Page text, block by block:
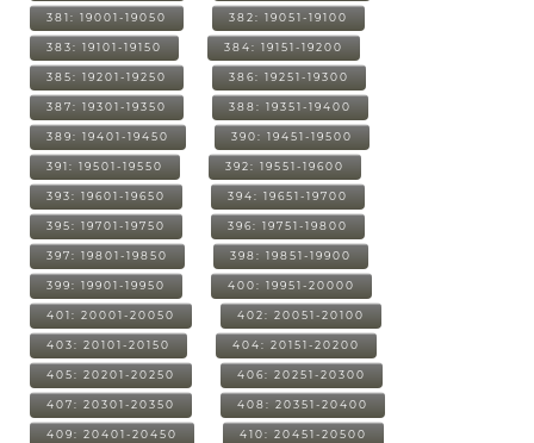
381: 19001-19050 382: 19051-19100
383: 19101-19150 384: 19151-19200
385: 19201-19250 386: 19251-19300
387: 19301-19350 388: 19351-19400
389: 19401-19450 390: 19451-19500
391: 19501-19550 392: 19551-19600
393: 19601-19650 394: 19651-19700
395: 19701-19750 396: 19751-19800
397: 19801-19850 398: 19851-19900
399: 19901-19950 400: 19951-20000
401: 20001-20050 402: 20051-20100
403: 20101-20150 404: 20151-20200
405: 20201-20250 406: 20251-20300
407: 20301-20350 408: 20351-20400
409: 20401-20450 410: 20451-20500